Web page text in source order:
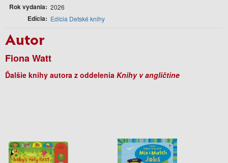
Rok vydania 2026
Edícia Edícia Detské knihy
Autor
Fiona Watt
Ďalšie knihy autora z oddelenia Knihy v angličtine